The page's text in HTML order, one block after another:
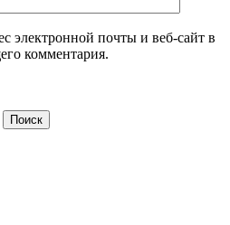
электронной почты и веб-сайт в
комментария.